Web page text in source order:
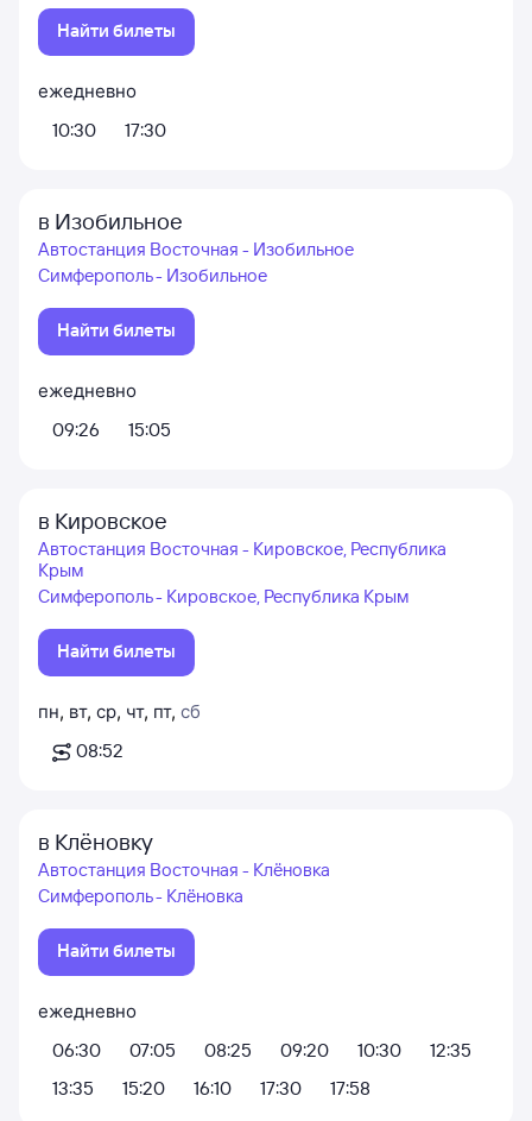
Найти билеты
ежедневно
10:30
17:30
в Изобильное
Автостанция Восточная - Изобильное
Симферополь - Изобильное
Найти билеты
ежедневно
09:26
15:05
в Кировское
Автостанция Восточная - Кировское, Республика
Крым
Симферополь - Кировское, Республика Крым
Найти билеты
пн, вт, ср, чт, пт, сб
08:52
в Клёновку
Автостанция Восточная - Клёновка
Симферополь - Клёновка
Найти билеты
ежедневно
06:30
07:05 08:25 09:20 10:30
12:35
13:35
15:20 16:10 17:30 17:58